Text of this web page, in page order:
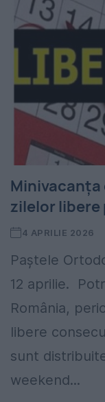
Minivacanța
zilelor
4 APRILIE 2026
Paștele
12 aprilie.
România,
libere
sunt
weekend...